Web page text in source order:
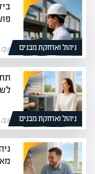
ניהול ואחזקת מבנים 05/02/26
ניהול ואחזקת מבנים 05/02/26